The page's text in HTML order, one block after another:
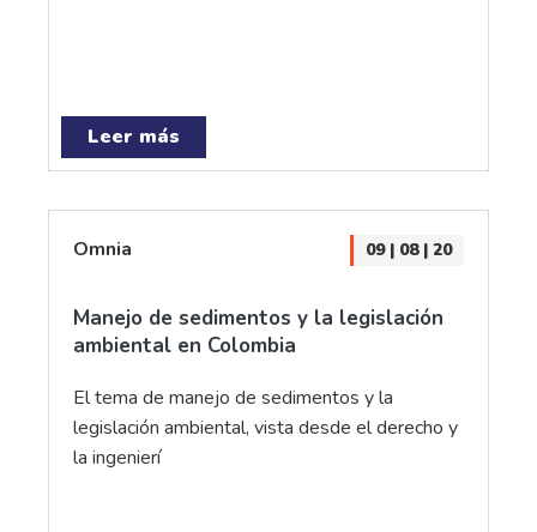
Leer más
Omnia 09 | 08 | 20
Manejo de sedimentos y la legislación
ambiental en Colombia
El tema de manejo de sedimentos y la
legislación ambiental, vista desde el derecho y
la ingenierí